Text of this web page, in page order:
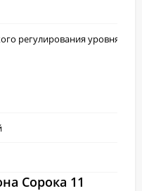
регулирования уровня
Сорока 11